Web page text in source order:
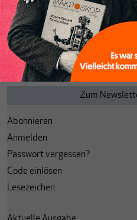
Seite von1
Abonnieren
Anmelden
Passwort vergessen?
Code einlösen
Lesezeichen